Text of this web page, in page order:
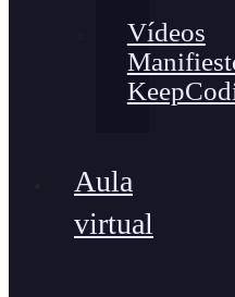
Vídeos
Aula
virtual